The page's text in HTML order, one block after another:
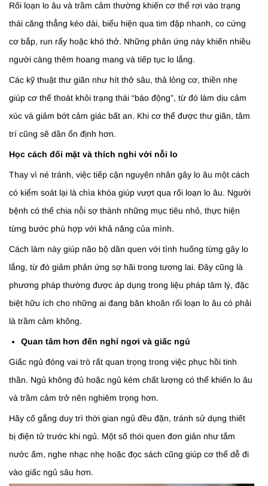
Rối loạn lo âu và trầm cảm thường khiến cơ thể rơi vào trạng
thái căng thẳng kéo dài, biểu hiện qua tim đập nhanh, co cứng
cơ bắp, run rẩy hoặc khó thở. Những phản ứng này khiến nhiều
người càng thêm hoang mang và tiếp tục lo lắng.
Các kỹ thuật thư giãn như hít thở sâu, thả lỏng cơ, thiền nhẹ
giúp cơ thể thoát khỏi trạng thái “báo động”, từ đó làm dịu cảm
xúc và giảm bớt cảm giác bất an. Khi cơ thể được thư giãn, tâm
trí cũng sẽ dần ổn định hơn.
Học cách đối mặt và thích nghi với nỗi lo
Thay vì né tránh, việc tiếp cận nguyên nhân gây lo âu một cách
có kiểm soát lại là chìa khóa giúp vượt qua rối loạn lo âu. Người
bệnh có thể chia nỗi sợ thành những mục tiêu nhỏ, thực hiện
từng bước phù hợp với khả năng của mình.
Cách làm này giúp não bộ dần quen với tình huống từng gây lo
lắng, từ đó giảm phản ứng sợ hãi trong tương lai. Đây cũng là
phương pháp thường được áp dụng trong liệu pháp tâm lý, đặc
biệt hữu ích cho những ai đang băn khoăn rối loạn lo âu có phải
là trầm cảm không.
Quan tâm hơn đến nghỉ ngơi và giấc ngủ
Giấc ngủ đóng vai trò rất quan trọng trong việc phục hồi tinh
thần. Ngủ không đủ hoặc ngủ kém chất lượng có thể khiến lo âu
và trầm cảm trở nên nghiêm trọng hơn.
Hãy cố gắng duy trì thời gian ngủ đều đặn, tránh sử dụng thiết
bị điện tử trước khi ngủ. Một số thói quen đơn giản như tắm
nước ấm, nghe nhạc nhẹ hoặc đọc sách cũng giúp cơ thể dễ đi
vào giấc ngủ sâu hơn.